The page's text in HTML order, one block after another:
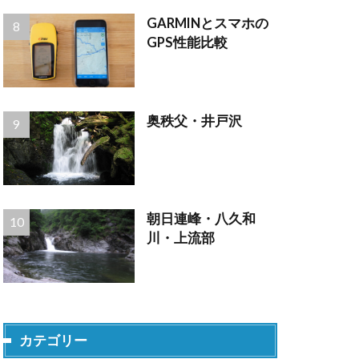
GARMINとスマホの
GPS性能比較
奥秩父・井戸沢
朝日連峰・八久和
川・上流部
カテゴリー